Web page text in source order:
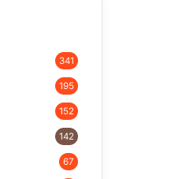
341
195
152
142
67